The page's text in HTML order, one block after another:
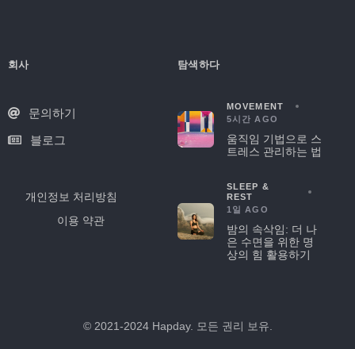
회사
문의하기
블로그
개인정보 처리방침
이용 약관
탐색하다
MOVEMENT
5시간 AGO
움직임 기법으로 스
트레스 관리하는 법
SLEEP &
REST
1일 AGO
밤의 속삭임: 더 나
은 수면을 위한 명
상의 힘 활용하기
© 2021-2024 Hapday. 모든 권리 보유.